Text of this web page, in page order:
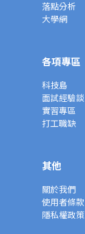
落點分析
大學網
各項專區
科技島
面試經驗談
實習專區
打工職缺
其他
關於我們
使用者條款
隱私權政策